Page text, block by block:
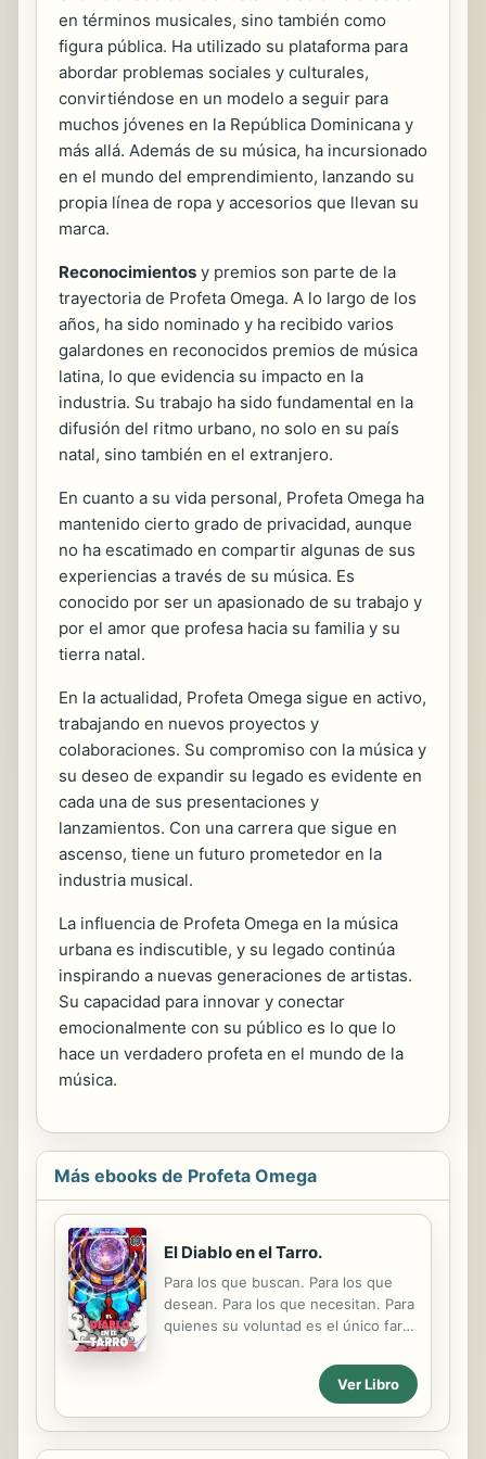
en términos musicales, sino también como
figura pública. Ha utilizado su plataforma para
abordar problemas sociales y culturales,
convirtiéndose en un modelo a seguir para
muchos jóvenes en la República Dominicana y
más allá. Además de su música, ha incursionado
en el mundo del emprendimiento, lanzando su
propia línea de ropa y accesorios que llevan su
marca.
Reconocimientos y premios son parte de la
trayectoria de Profeta Omega. A lo largo de los
años, ha sido nominado y ha recibido varios
galardones en reconocidos premios de música
latina, lo que evidencia su impacto en la
industria. Su trabajo ha sido fundamental en la
difusión del ritmo urbano, no solo en su país
natal, sino también en el extranjero.
En cuanto a su vida personal, Profeta Omega ha
mantenido cierto grado de privacidad, aunque
no ha escatimado en compartir algunas de sus
experiencias a través de su música. Es
conocido por ser un apasionado de su trabajo y
por el amor que profesa hacia su familia y su
tierra natal.
En la actualidad, Profeta Omega sigue en activo,
trabajando en nuevos proyectos y
colaboraciones. Su compromiso con la música y
su deseo de expandir su legado es evidente en
cada una de sus presentaciones y
lanzamientos. Con una carrera que sigue en
ascenso, tiene un futuro prometedor en la
industria musical.
La influencia de Profeta Omega en la música
urbana es indiscutible, y su legado continúa
inspirando a nuevas generaciones de artistas.
Su capacidad para innovar y conectar
emocionalmente con su público es lo que lo
hace un verdadero profeta en el mundo de la
música.
Más ebooks de Profeta Omega
El Diablo en el Tarro.
Para los que buscan. Para los que
desean. Para los que necesitan. Para
quienes su voluntad es el único faro
tiene sentido por si mismo, nosotros
le otorgamos sentido al universo,
mismo tiempo, la llave de nuestra
Ver Libro